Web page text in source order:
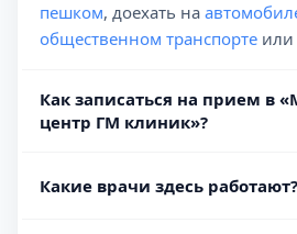
пешком, доехать на
общественном транспорте или
Как записаться на прием в
центр ГМ клиник»?
Какие врачи здесь работают?